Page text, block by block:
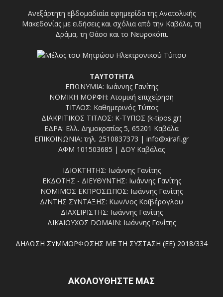
Ανεξάρτητη εβδομαδιαία εφημερίδα της Ανατολικής
Μακεδονίας με ειδήσεις και σχόλια από την Καβάλα, τη
Δράμα, τη Θάσο και το Νευροκόπι.
ΤΑΥΤΟΤΗΤΑ
ΕΠΩΝΥΜΙΑ: Ιωάννης Γανίτης
ΝΟΜΙΚΗ ΜΟΡΦΗ: Ατομική επιχείρηση
ΤΙΤΛΟΣ: Καθημερινός Τύπος
ΔΙΑΚΡΙΤΙΚΟΣ ΤΙΤΛΟΣ: Κ-ΤΥΠΟΣ (k-tipos.gr)
ΕΔΡΑ: Ελλ. Δημοκρατίας 5, 65201 Καβάλα
ΕΠΙΚΟΙΝΩΝΙΑ: τηλ. 2510837373 | info@xirafi.gr
ΑΦΜ 101503685 | ΔΟΥ Καβάλας
ΙΔΙΟΚΤΗΤΗΣ: Ιωάννης Γανίτης
ΕΚΔΟΤΗΣ - ΔΙΕΥΘΥΝΤΗΣ: Ιωάννης Γανίτης
ΝΟΜΙΜΟΣ ΕΚΠΡΟΣΩΠΟΣ: Ιωάννης Γανίτης
Δ/ΝΤΗΣ ΣΥΝΤΑΞΗΣ: Κων/νος Κοϊβέρογλου
ΔΙΑΧΕΙΡΙΣΤΗΣ: Ιωάννης Γανίτης
ΔΙΚΑΙΟΥΧΟΣ DOMAIN: Ιωάννης Γανίτης
ΔΗΛΩΣΗ ΣΥΜΜΟΡΦΩΣΗΣ ΜΕ ΤΗ ΣΥΣΤΑΣΗ (ΕΕ) 2018/334
ΑΚΟΛΟΥΘΗΣΤΕ ΜΑΣ